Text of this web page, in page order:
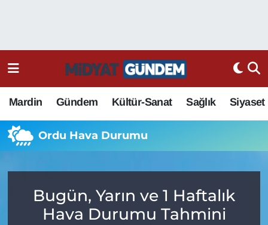
Mardin Gündem Kültür-Sanat Sağlık Siyaset
Ordu Hava Durumu
Bugün, Yarın ve 1 Haftalık
Hava Durumu Tahmini